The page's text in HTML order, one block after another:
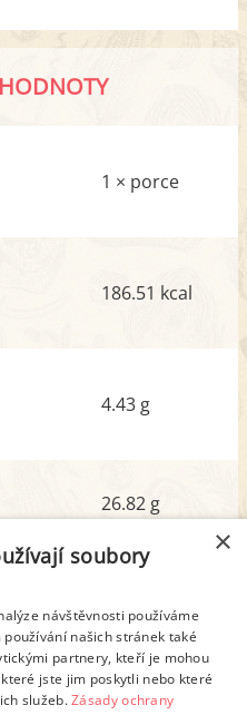
1 × porce
186.51 kcal
4.43 g
26.82 g
9.51 g
6.32 g
3.76 g
rozpis
×
soubory
návštěvnosti používáme
našich stránek také
partnery, kteří je mohou
jste jim poskytli nebo které
služeb.Zásady ochrany